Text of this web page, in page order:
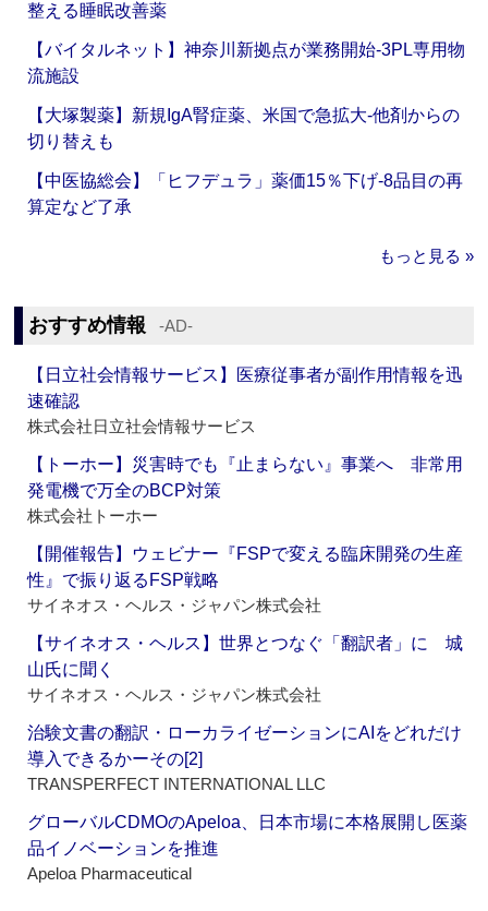
整える睡眠改善薬
【バイタルネット】神奈川新拠点が業務開始‐3PL専用物
流施設
【大塚製薬】新規IgA腎症薬、米国で急拡大‐他剤からの
切り替えも
【中医協総会】「ヒフデュラ」薬価15％下げ‐8品目の再
算定など了承
もっと見る »
おすすめ情報 ‐AD‐
【日立社会情報サービス】医療従事者が副作用情報を迅
速確認
株式会社日立社会情報サービス
【トーホー】災害時でも『止まらない』事業へ 非常用
発電機で万全のBCP対策
株式会社トーホー
【開催報告】ウェビナー『FSPで変える臨床開発の生産
性』で振り返るFSP戦略
サイネオス・ヘルス・ジャパン株式会社
【サイネオス・ヘルス】世界とつなぐ「翻訳者」に 城
山氏に聞く
サイネオス・ヘルス・ジャパン株式会社
治験文書の翻訳・ローカライゼーションにAIをどれだけ
導入できるかーその[2]
TRANSPERFECT INTERNATIONAL LLC
グローバルCDMOのApeloa、日本市場に本格展開し医薬
品イノベーションを推進
Apeloa Pharmaceutical